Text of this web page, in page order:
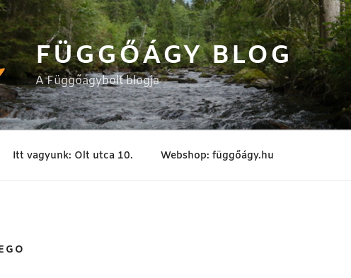
FÜGGŐÁGY BLOG
A Függőágybolt blogja
Itt vagyunk: Olt utca 10. Webshop: függőágy.hu